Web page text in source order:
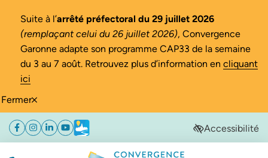
Fermer
Suite à l’arrêté préfectoral du 29 juillet 2026
(remplaçant celui du 26 juillet 2026), Convergence
Garonne adapte son programme CAP33 de la semaine
du 3 au 7 août. Retrouvez plus d’information en cliquant
ici
Aller
Aller
au
Aller
au
Facebook
(ouverture dans un nouvel onglet)
Instagram
(ouverture dans un nouvel onglet)
Linkedin
(ouverture dans un nouvel onglet)
YouTube
(ouverture dans un nouvel onglet)
Météo
(ouverture dans un nouvel onglet)Accessibilité